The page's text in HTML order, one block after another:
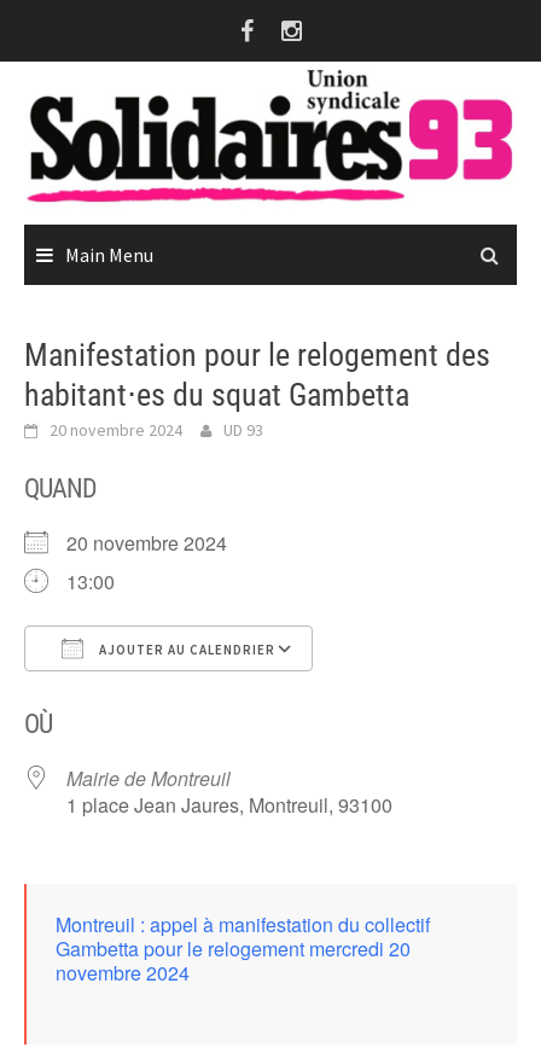
Main Menu
Manifestation pour le relogement des
habitant⋅es du squat Gambetta
20 novembre 2024 UD 93
QUAND
20 novembre 2024
13:00
AJOUTER AU CALENDRIER
OÙ
Mairie de Montreuil
1 place Jean Jaures, Montreuil, 93100
Montreuil : appel à manifestation du collectif
Gambetta pour le relogement mercredi 20
novembre 2024